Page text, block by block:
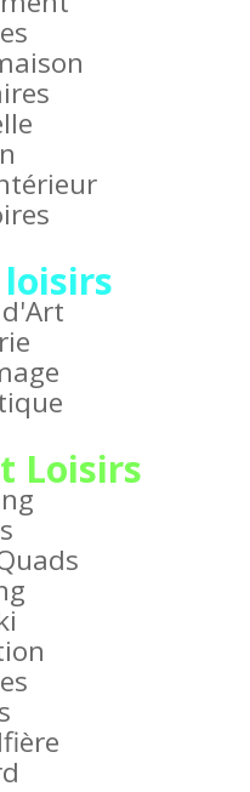
loisirs
Loisirs